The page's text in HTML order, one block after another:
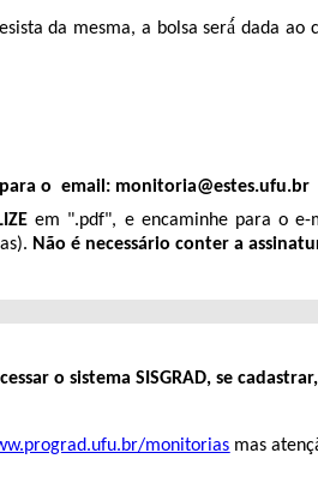
da mesma, a bolsa será́ dada
para o email: monitoria@estes.ufu.br
em ".pdf", e encaminhe para o e-
Não é necessário conter a
o sistema SISGRAD, se
monitorias mas